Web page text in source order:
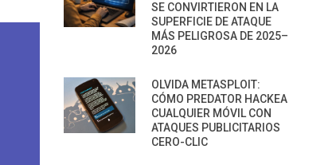
SE CONVIRTIERON EN LA
SUPERFICIE DE ATAQUE
MÁS PELIGROSA DE 2025–
2026
OLVIDA METASPLOIT:
CÓMO PREDATOR HACKEA
CUALQUIER MÓVIL CON
ATAQUES PUBLICITARIOS
CERO-CLIC